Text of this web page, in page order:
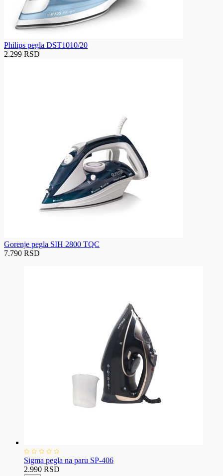
Philips pegla DST1010/20
2.299 RSD
Gorenje pegla SIH 2800 TQC
7.790 RSD
Sigma pegla na paru SP-406
2.990 RSD